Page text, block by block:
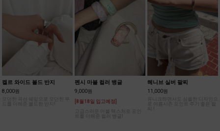
켈르 와이드 볼드 반지
8,000원
드를 더해준 볼드한 반지!
펜시 마블 컬러 뱅글
9,000원
[8월18일 입고예정]
고급스러운 마블 텍스처로 포인
트를 더해준 컬러 뱅글!
헤니브 실버 팔찌
11,000원
유니크하면서도 심플한 디자인으
찌 !